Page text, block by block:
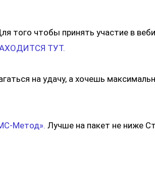
того чтобы принять участие в
ТУТ.
на удачу, а хочешь
Метод». Лучше на пакет не ниже